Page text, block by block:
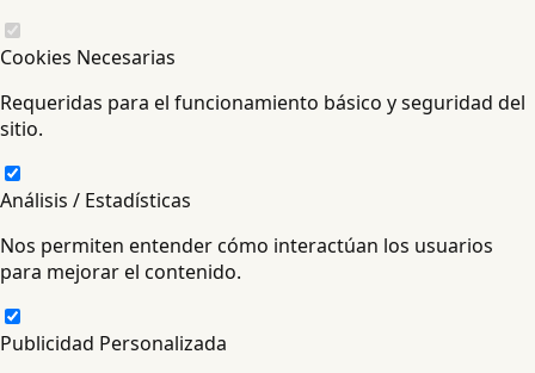
Cookies Necesarias
Requeridas para el funcionamiento básico y seguridad del
sitio.
Análisis / Estadísticas
Nos permiten entender cómo interactúan los usuarios
para mejorar el contenido.
Publicidad Personalizada